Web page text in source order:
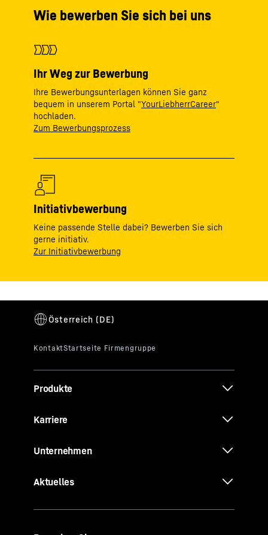
Wie bewerben Sie sich bei uns
Ihr Weg zur Bewerbung
Ihre Bewerbungsunterlagen können Sie ganz
bequem in unserem Portal "YourLiebherrCareer"
hochladen.
Zum Bewerbungsprozess
Initiativbewerbung
Keine passende Stelle dabei? Bewerben Sie sich
gerne initiativ.
Zur Initiativbewerbung
Produkte
Karriere
Unternehmen
Aktuelles